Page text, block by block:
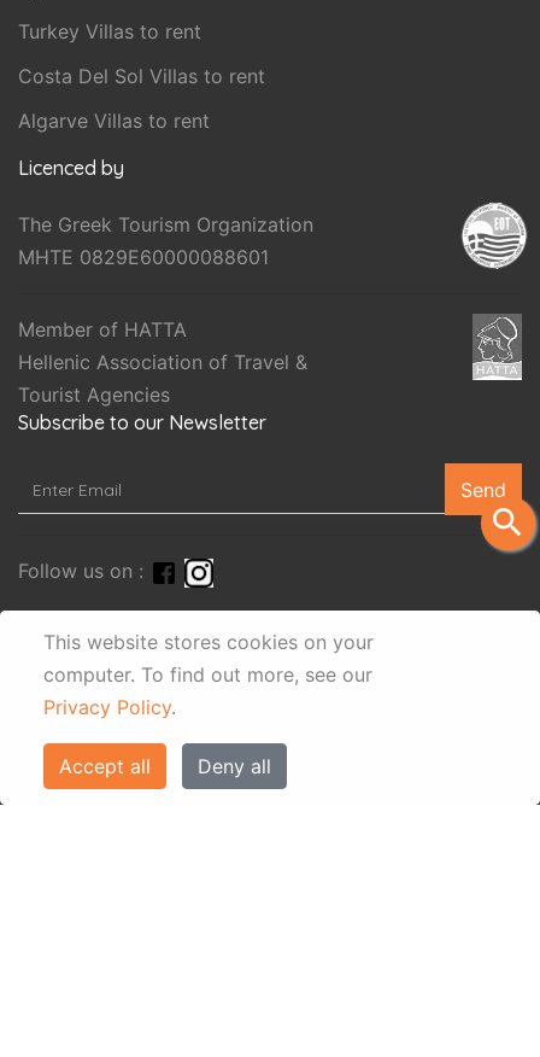
This website stores cookies on your
computer. To find out more, see our
Privacy Policy.
Accept all Deny all
search
Turkey Villas to rent
Costa Del Sol Villas to rent
Algarve Villas to rent
Licenced by
The Greek Tourism Organization
MHTE 0829E60000088601
Member of HATTA
Hellenic Association of Travel &
Tourist Agencies
Subscribe to our Newsletter
Send
Follow us on :